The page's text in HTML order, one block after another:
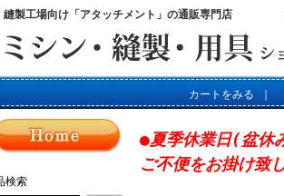
縫製工場向け「アタッチメント」の通販専門店
カートをみる
検索
●夏季休業日(盆休
ご不便をお掛け致